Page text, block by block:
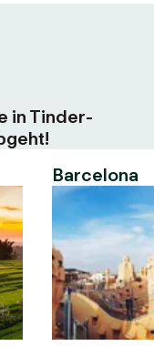
in Tinder-
Barcelona